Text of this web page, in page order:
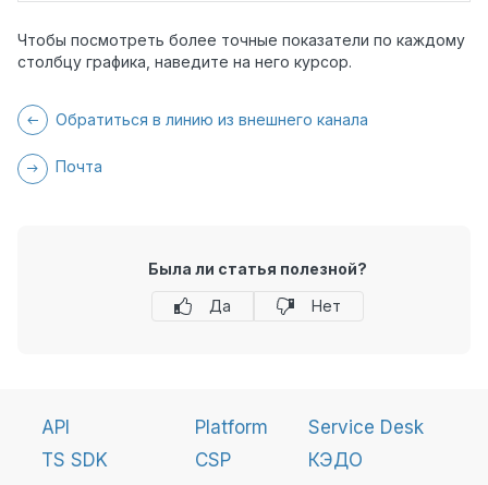
Чтобы посмотреть более точные показатели по каждому
столбцу графика, наведите на него курсор.
Обратиться в линию из внешнего канала
Почта
Была ли статья полезной?
Да
Нет
API
TS SDK
Platform
CSP
Service Desk
КЭДО